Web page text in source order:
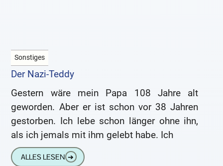
Sonstiges
Der Nazi-Teddy
Gestern wäre mein Papa 108 Jahre alt
geworden. Aber er ist schon vor 38 Jahren
gestorben. Ich lebe schon länger ohne ihn,
als ich jemals mit ihm gelebt habe. Ich
ALLES LESEN ➔